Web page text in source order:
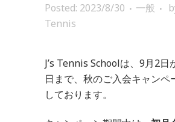
Posted: 2023/8/30 一般
Tennis
J’s Tennis Schoolは、9月2日
日まで、秋のご入会キャンペ
しております。